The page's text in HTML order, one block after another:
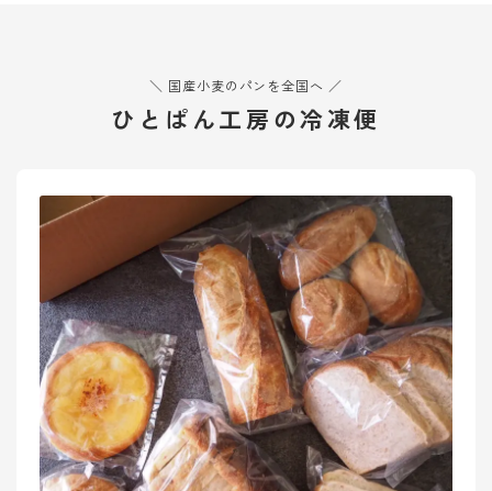
＼ 国産小麦のパンを全国へ ／
ひとぱん工房の冷凍便